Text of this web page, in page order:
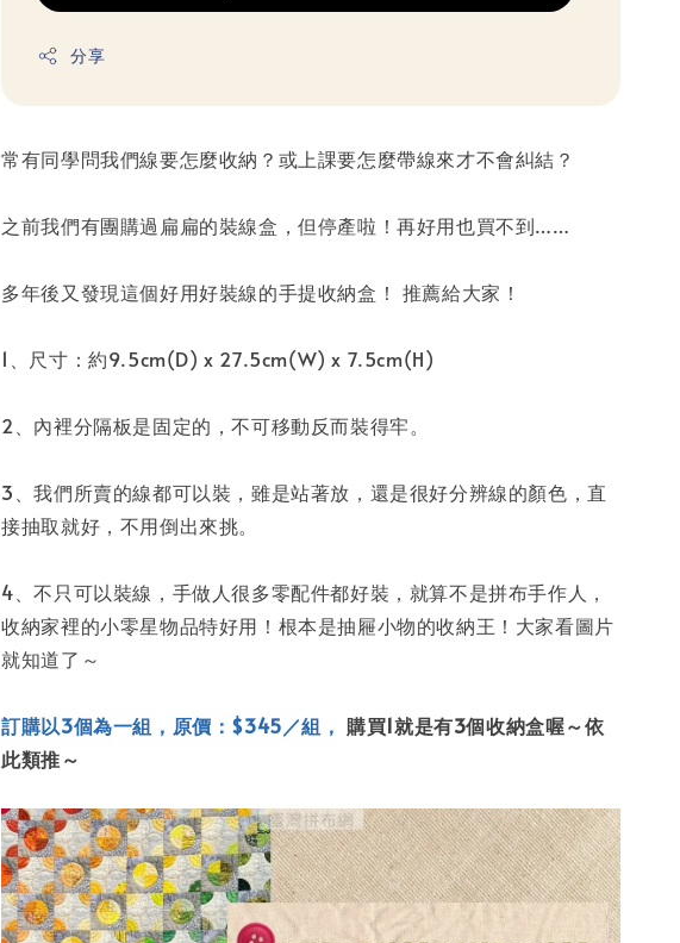
分享
常有同學問我們線要怎麼收納？或上課要怎麼帶線來才不會糾結？
之前我們有團購過扁扁的裝線盒，但停產啦！再好用也買不到……
多年後又發現這個好用好裝線的手提收納盒！ 推薦給大家！
1、尺寸：約9.5cm(D) x 27.5cm(W) x 7.5cm(H)
2、內裡分隔板是固定的，不可移動反而裝得牢。
3、我們所賣的線都可以裝，雖是站著放，還是很好分辨線的顏色，直
接抽取就好，不用倒出來挑。
4、不只可以裝線，手做人很多零配件都好裝，就算不是拼布手作人，
收納家裡的小零星物品特好用！根本是抽屜小物的收納王！大家看圖片
就知道了～
訂購以3個為一組，原價：$345／組， 購買1就是有3個收納盒喔～依
此類推～